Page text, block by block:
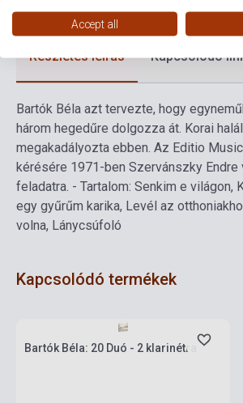
Részletes leírás Kapcsolódó
Bartók Béla azt tervezte, hogy
három hegedűre dolgozza át. Korai
megakadályozta ebben. Az Editio
kérésére 1971-ben Szervánszky
feladatra. - Tartalom: Senkim e világon,
egy gyűrűm karika, Levél az
volna, Lánycsúfoló
Kapcsolódó termékek
Bartók Béla: 20 Duó - 2 klarinétra
Accept all